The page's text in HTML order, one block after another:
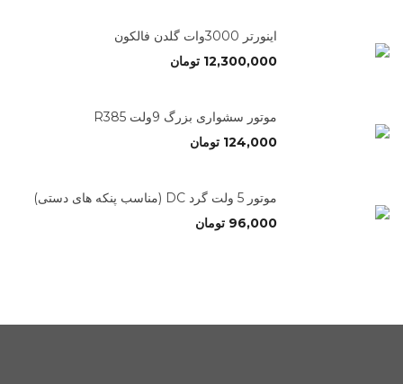
اینورتر 3000وات گلدن فالکون
12,300,000 تومان
موتور سشواری بزرگ 9ولت R385
124,000 تومان
موتور 5 ولت گرد DC (مناسب پنکه های دستی)
96,000 تومان